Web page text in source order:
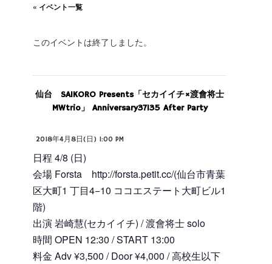
« イベント一覧
このイベントは終了しました。
仙台 SAIKORO Presents「セカイイチ×渡會将士
MWtrio」 Anniversary37135 After Party
2018年4月8日(日) 1:00 PM
日程 4/8 (日)
会場 Forsta http://forsta.petit.cc/(仙台市青葉
区大町1 丁目4−10 ココエステート大町ビル1
階)
出演 岩崎慧(セカイイチ) / 渡會将士 solo
時間 OPEN 12:30 / START 13:00
料金 Adv ¥3,500 / Door ¥4,000 / 高校生以下